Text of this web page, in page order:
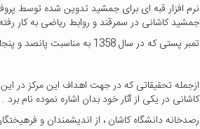
نرم افزار قبه ای برای جمشید تدوین شده توسط
جمشید کاشانی در سمرقند و روابط ریاضی به کار
تمبر پستی که در سال 1358 به مناسبت پانصد و پنجاهمین سال درگذشت غیاث الدین جمشید کاشانی توسط اداره پست به چاپ رسیده است.
ازجمله تحقیقاتی که در جهت اهداف این مرکز در
کاشانی در یکی از آثار خود بدان اشاره نموده نام برد .
رصدخانه دانشگاه کاشان ، از اندیشمندان و